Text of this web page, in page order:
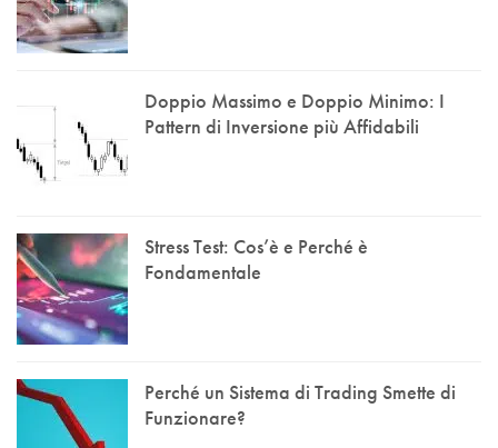
Doppio Massimo e Doppio Minimo: I
Pattern di Inversione più Affidabili
Stress Test: Cos’è e Perché è
Fondamentale
Perché un Sistema di Trading Smette di
Funzionare?